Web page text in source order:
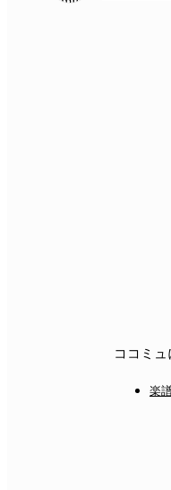
ココミュ
楽